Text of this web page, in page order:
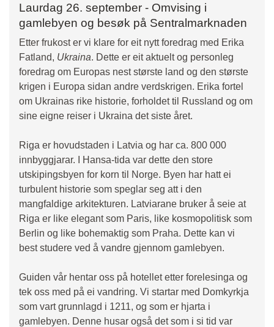
Laurdag 26. september - Omvising i
gamlebyen og besøk på Sentralmarknaden
Etter frukost er vi klare for eit nytt foredrag med Erika
Fatland, Ukraina. Dette er eit aktuelt og personleg
foredrag om Europas nest største land og den største
krigen i Europa sidan andre verdskrigen. Erika fortel
om Ukrainas rike historie, forholdet til Russland og om
sine eigne reiser i Ukraina det siste året.
Riga er hovudstaden i Latvia og har ca. 800 000
innbyggjarar. I Hansa-tida var dette den store
utskipingsbyen for korn til Norge. Byen har hatt ei
turbulent historie som speglar seg att i den
mangfaldige arkitekturen. Latviarane bruker å seie at
Riga er like elegant som Paris, like kosmopolitisk som
Berlin og like bohemaktig som Praha. Dette kan vi
best studere ved å vandre gjennom gamlebyen.
Guiden vår hentar oss på hotellet etter forelesinga og
tek oss med på ei vandring. Vi startar med Domkyrkja
som vart grunnlagd i 1211, og som er hjarta i
gamlebyen. Denne husar også det som i si tid var